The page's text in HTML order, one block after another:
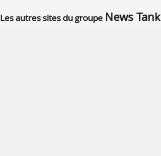
Les autres sites du groupe News Tank